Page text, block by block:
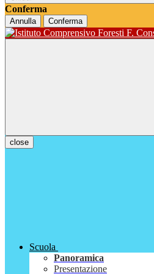
Conferma
Annulla Conferma
close
Scuola
Panoramica
Presentazione